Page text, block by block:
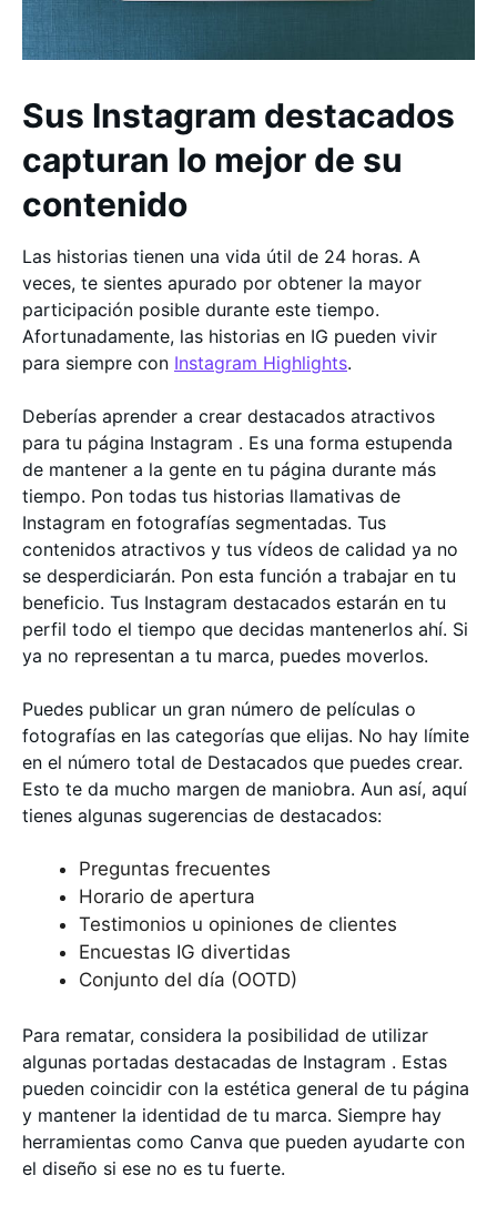
Sus Instagram destacados
capturan lo mejor de su
contenido
Las historias tienen una vida útil de 24 horas. A
veces, te sientes apurado por obtener la mayor
participación posible durante este tiempo.
Afortunadamente, las historias en IG pueden vivir
para siempre con Instagram Highlights.
Deberías aprender a crear destacados atractivos
para tu página Instagram . Es una forma estupenda
de mantener a la gente en tu página durante más
tiempo. Pon todas tus historias llamativas de
Instagram en fotografías segmentadas. Tus
contenidos atractivos y tus vídeos de calidad ya no
se desperdiciarán. Pon esta función a trabajar en tu
beneficio. Tus Instagram destacados estarán en tu
perfil todo el tiempo que decidas mantenerlos ahí. Si
ya no representan a tu marca, puedes moverlos.
Puedes publicar un gran número de películas o
fotografías en las categorías que elijas. No hay límite
en el número total de Destacados que puedes crear.
Esto te da mucho margen de maniobra. Aun así, aquí
tienes algunas sugerencias de destacados:
Preguntas frecuentes
Horario de apertura
Testimonios u opiniones de clientes
Encuestas IG divertidas
Conjunto del día (OOTD)
Para rematar, considera la posibilidad de utilizar
algunas portadas destacadas de Instagram . Estas
pueden coincidir con la estética general de tu página
y mantener la identidad de tu marca. Siempre hay
herramientas como Canva que pueden ayudarte con
el diseño si ese no es tu fuerte.